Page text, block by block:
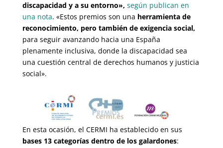
discapacidad y a su entorno», según publican en
una nota. «Estos premios son una herramienta de
reconocimiento, pero también de exigencia social,
para seguir avanzando hacia una España
plenamente inclusiva, donde la discapacidad sea
una cuestión central de derechos humanos y justicia
social».
En esta ocasión, el CERMI ha establecido en sus
bases 13 categorías dentro de los galardones: